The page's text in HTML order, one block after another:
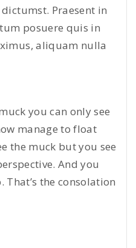
Praesent in
posuere quis in
aliquam nulla
you can only see
manage to float
the muck but you see
And you
That’s the consolation